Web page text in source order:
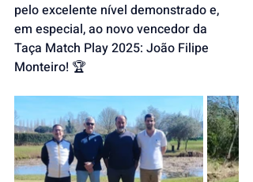
pelo excelente nível demonstrado e,
em especial, ao novo vencedor da
Taça Match Play 2025: João Filipe
Monteiro! 🏆